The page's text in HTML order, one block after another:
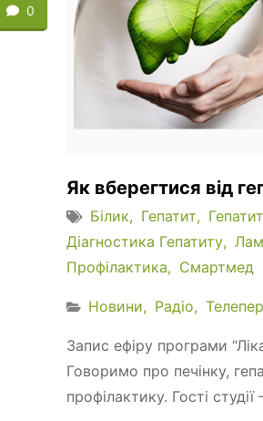
0
Як вберегтися від
Білик Гепатит
Діагностика Гепатиту
Профілактика
Смартмед
Новини Радіо
Запис ефіру програми
Говоримо про печінку,
профілактику. Гості